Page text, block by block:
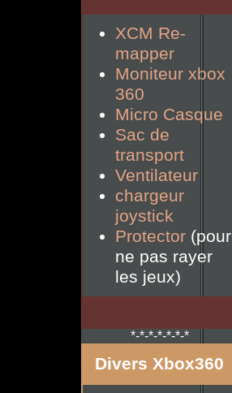
XCM Re-
mapper
Moniteur xbox
360
Micro Casque
Sac de
transport
Ventilateur
chargeur
joystick
Protector (pour
ne pas rayer
les jeux)
*-*-*-*-*-*-*
Divers Xbox360